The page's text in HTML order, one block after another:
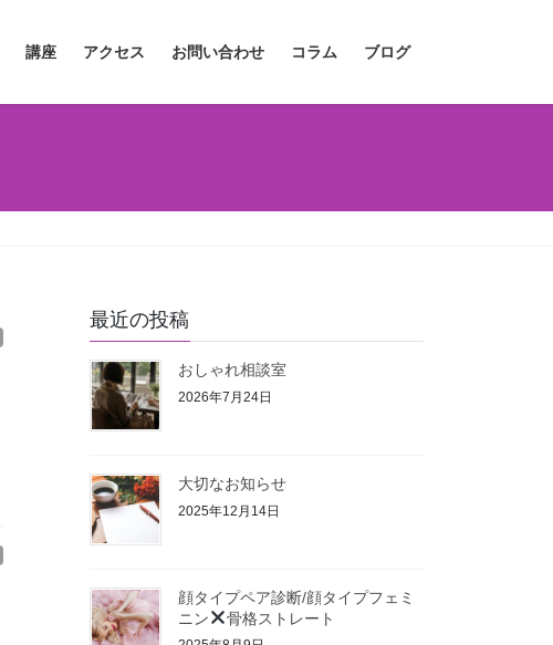
講座 アクセス お問い合わせ コラム ブログ
最近の投稿
おしゃれ相談室
2026年7月24日
大切なお知らせ
2025年12月14日
顔タイプペア診断/顔タイプフェミ
ニン
骨格ストレート